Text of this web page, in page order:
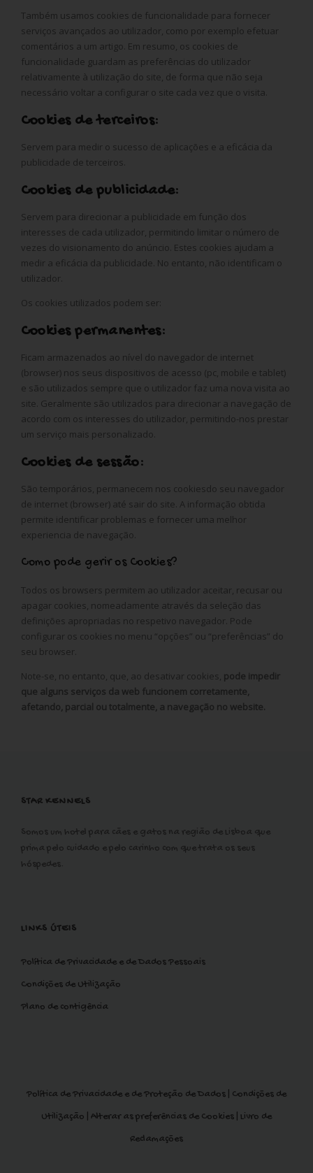
Também usamos cookies de funcionalidade para fornecer
serviços avançados ao utilizador, como por exemplo efetuar
comentários a um artigo. Em resumo, os cookies de
funcionalidade guardam as preferências do utilizador
relativamente à utilização do site, de forma que não seja
necessário voltar a configurar o site cada vez que o visita.
Cookies de terceiros:
Servem para medir o sucesso de aplicações e a eficácia da
publicidade de terceiros.
Cookies de publicidade:
Servem para direcionar a publicidade em função dos
interesses de cada utilizador, permitindo limitar o número de
vezes do visionamento do anúncio. Estes cookies ajudam a
medir a eficácia da publicidade. No entanto, não identificam o
utilizador.
Os cookies utilizados podem ser:
Cookies permanentes:
Ficam armazenados ao nível do navegador de internet
(browser) nos seus dispositivos de acesso (pc, mobile e tablet)
e são utilizados sempre que o utilizador faz uma nova visita ao
site. Geralmente são utilizados para direcionar a navegação de
acordo com os interesses do utilizador, permitindo-nos prestar
um serviço mais personalizado.
Cookies de sessão:
São temporários, permanecem nos cookiesdo seu navegador
de internet (browser) até sair do site. A informação obtida
permite identificar problemas e fornecer uma melhor
experiencia de navegação.
Como pode gerir os Cookies?
Todos os browsers permitem ao utilizador aceitar, recusar ou
apagar cookies, nomeadamente através da seleção das
definições apropriadas no respetivo navegador. Pode
configurar os cookies no menu “opções” ou “preferências” do
seu browser.
Note-se, no entanto, que, ao desativar cookies, pode impedir
que alguns serviços da web funcionem corretamente,
afetando, parcial ou totalmente, a navegação no website.
STAR KENNELS
Somos um hotel para cães e gatos na região de Lisboa que
prima pelo cuidado e pelo carinho com que trata os seus
hóspedes.
LINKS ÚTEIS
Política de Privacidade e de Dados Pessoais
Condições de Utilização
Plano de contigência
Política de Privacidade e de Proteção de Dados Condições de
Utilização Alterar as preferências de Cookies Livro de
Reclamações